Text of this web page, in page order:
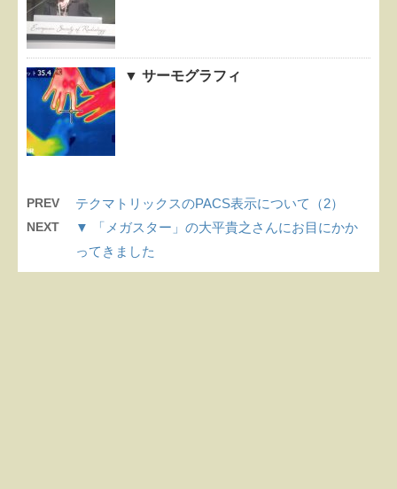
▼ サーモグラフィ
PREV テクマトリックスのPACS表示について（2）
NEXT
▼ 「メガスター」の大平貴之さんにお目にかか
ってきました